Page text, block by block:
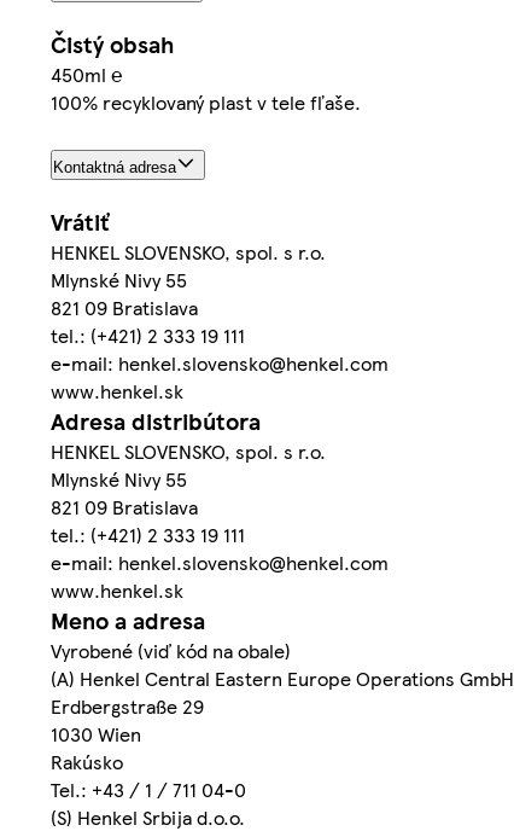
Čistý obsah
450ml ℮
100% recyklovaný plast v tele fľaše.
Kontaktná adresa
Vrátiť
HENKEL SLOVENSKO, spol. s r.o.
Mlynské Nivy 55
821 09 Bratislava
tel.: (+421) 2 333 19 111
e-mail: henkel.slovensko@henkel.com
www.henkel.sk
Adresa distribútora
HENKEL SLOVENSKO, spol. s r.o.
Mlynské Nivy 55
821 09 Bratislava
tel.: (+421) 2 333 19 111
e-mail: henkel.slovensko@henkel.com
www.henkel.sk
Meno a adresa
Vyrobené (viď kód na obale)
(A) Henkel Central Eastern Europe Operations GmbH
Erdbergstraße 29
1030 Wien
Rakúsko
Tel.: +43 / 1 / 711 04-0
(S) Henkel Srbija d.o.o.